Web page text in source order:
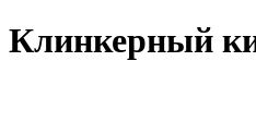
Клинкерный